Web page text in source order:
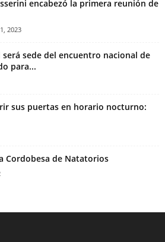
encabezó la primera reunión de
2023
sede del encuentro nacional de
para...
sus puertas en horario nocturno:
Cordobesa de Natatorios